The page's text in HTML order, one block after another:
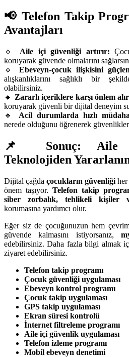
📢 Telefon Takip
Avantajları
🔹 Aile içi güvenliği artırır:
koruyarak güvende olmalarını
🔹 Ebeveyn-çocuk ilişkisini
alışkanlıklarını sağlıklı bir
olabilirsiniz.
🔹 Zararlı içeriklere karşı önlem
koruyarak güvenli bir dijital deneyim
🔹 Acil durumlarda hızlı
nerede olduğunu öğrenerek
📌 Sonuç: Aile
Teknolojiden
Dijital çağda çocukların güvenliği
önem taşıyor. Telefon takip
siber zorbalık, tehlikeli kişiler
korumasına yardımcı olur.
Eğer siz de çocuğunuzun hem
güvende kalmasını istiyorsanız,
edebilirsiniz. Daha fazla bilgi almak
ziyaret edebilirsiniz.
Telefon takip programı
Çocuk güvenliği uygulaması
Ebeveyn kontrol programı
Çocuk takip uygulaması
GPS takip uygulaması
Ekran süresi kontrolü
İnternet filtreleme programı
Aile içi güvenlik uygulaması
Telefon izleme programı
Mobil ebeveyn denetimi